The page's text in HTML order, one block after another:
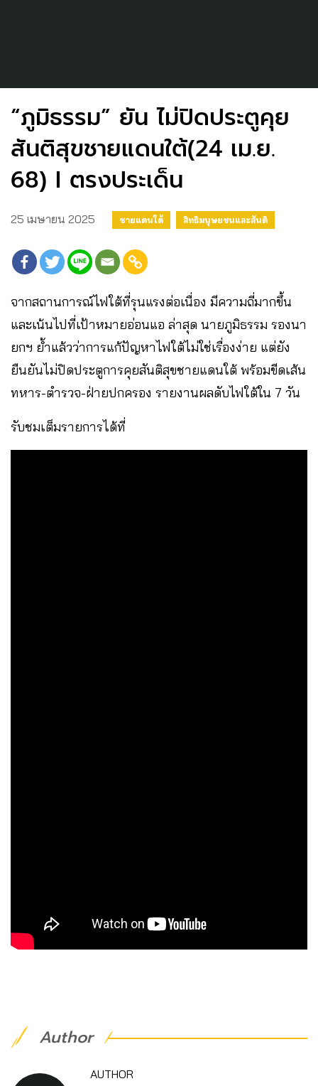
“ภูมิธรรม” ยัน ไม่ปิดประตูคุย
สันติสุขชายแดนใต้(24 เม.ย.
68) I ตรงประเด็น
25 เมษายน 2025 ชายแดนใต้ สิทธิมนุษยชนและสันติ
จากสถานการณ์ไฟใต้ที่รุนแรงต่อเนื่อง มีความถี่มากขึ้น
และเน้นไปที่เป้าหมายอ่อนแอ ล่าสุด นายภูมิธรรม รองนา
ยกฯ ย้ำแล้วว่าการแก้ปัญหาไฟใต้ไม่ใช่เรื่องง่าย แต่ยัง
ยืนยันไม่ปิดประตูการคุยสันติสุขชายแดนใต้ พร้อมขีดเส้น
ทหาร-ตำรวจ-ฝ่ายปกครอง รายงานผลดับไฟใต้ใน 7 วัน
รับชมเต็มรายการได้ที่
Author
AUTHOR